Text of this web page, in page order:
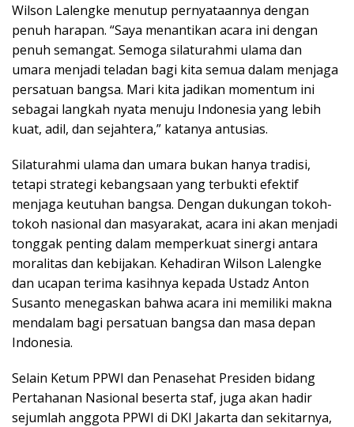
Wilson Lalengke menutup pernyataannya dengan
penuh harapan. “Saya menantikan acara ini dengan
penuh semangat. Semoga silaturahmi ulama dan
umara menjadi teladan bagi kita semua dalam menjaga
persatuan bangsa. Mari kita jadikan momentum ini
sebagai langkah nyata menuju Indonesia yang lebih
kuat, adil, dan sejahtera,” katanya antusias.
Silaturahmi ulama dan umara bukan hanya tradisi,
tetapi strategi kebangsaan yang terbukti efektif
menjaga keutuhan bangsa. Dengan dukungan tokoh-
tokoh nasional dan masyarakat, acara ini akan menjadi
tonggak penting dalam memperkuat sinergi antara
moralitas dan kebijakan. Kehadiran Wilson Lalengke
dan ucapan terima kasihnya kepada Ustadz Anton
Susanto menegaskan bahwa acara ini memiliki makna
mendalam bagi persatuan bangsa dan masa depan
Indonesia.
Selain Ketum PPWI dan Penasehat Presiden bidang
Pertahanan Nasional beserta staf, juga akan hadir
sejumlah anggota PPWI di DKI Jakarta dan sekitarnya,